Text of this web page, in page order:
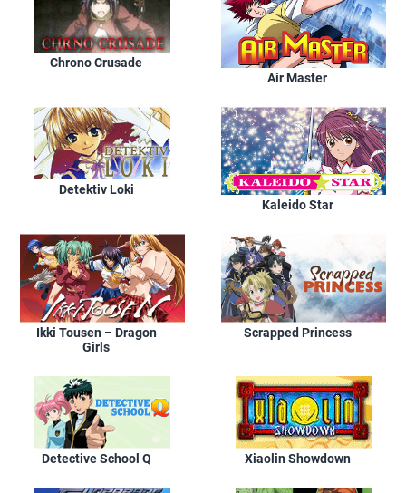
Chrono Crusade
Air Master
Detektiv Loki
Kaleido Star
Ikki Tousen – Dragon
Girls
Scrapped Princess
Detective School Q Xiaolin Showdown